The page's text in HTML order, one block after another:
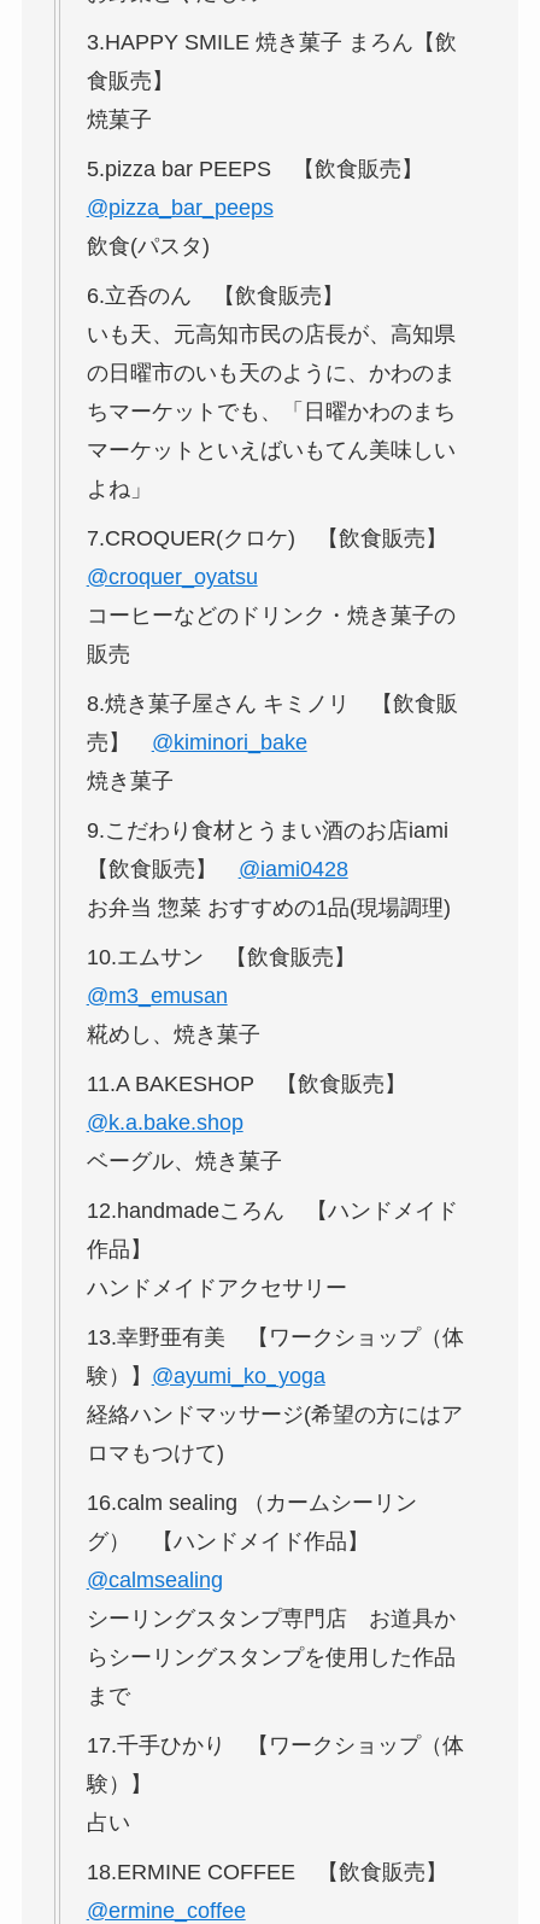
3.HAPPY SMILE 焼き菓子 まろん【飲
食販売】
焼菓子
5.pizza bar PEEPS 【飲食販売】
@pizza_bar_peeps
飲食(パスタ)
6.立呑のん 【飲食販売】
いも天、元高知市⺠の店⻑が、高知県
の日曜市のいも天のように、かわのま
ちマーケットでも、「日曜かわのまち
マーケットといえばいもてん美味しい
よね」
7.CROQUER(クロケ) 【飲食販売】
@croquer_oyatsu
コーヒーなどのドリンク・焼き菓子の
販売
8.焼き菓子屋さん キミノリ 【飲食販
売】 @kiminori_bake
焼き菓子
9.こだわり食材とうまい酒のお店iami
【飲食販売】 @iami0428
お弁当 惣菜 おすすめの1品(現場調理)
10.エムサン 【飲食販売】
@m3_emusan
糀めし、焼き菓子
11.A BAKESHOP 【飲食販売】
@k.a.bake.shop
ベーグル、焼き菓子
12.handmadeころん 【ハンドメイド
作品】
ハンドメイドアクセサリー
13.幸野亜有美 【ワークショップ（体
験）】 @ayumi_ko_yoga
経絡ハンドマッサージ(希望の方にはア
ロマもつけて)
16.calm sealing （カームシーリン
グ） 【ハンドメイド作品】
@calmsealing
シーリングスタンプ専門店 お道具か
らシーリングスタンプを使用した作品
まで
17.千手ひかり 【ワークショップ（体
験）】
占い
18.ERMINE COFFEE 【飲食販売】
@ermine_coffee